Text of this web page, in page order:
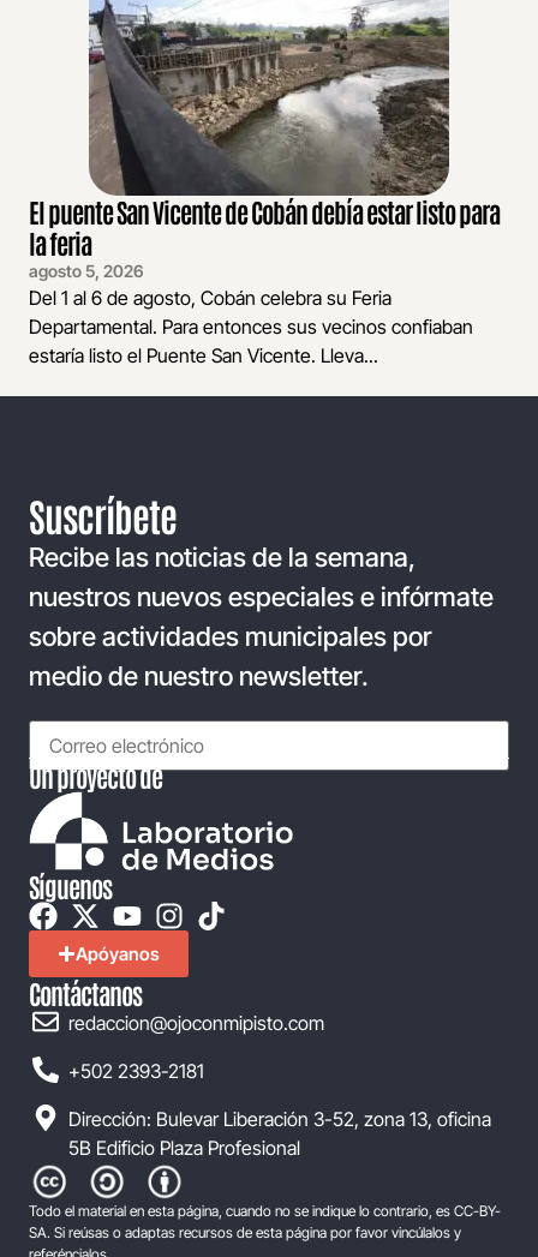
El puente San Vicente de Cobán debía estar listo para
la feria
agosto 5, 2026
Del 1 al 6 de agosto, Cobán celebra su Feria
Departamental. Para entonces sus vecinos confiaban
estaría listo el Puente San Vicente. Lleva...
Suscríbete
Recibe las noticias de la semana,
nuestros nuevos especiales e infórmate
sobre actividades municipales por
medio de nuestro newsletter.
Un proyecto de
Síguenos
Apóyanos
Contáctanos
redaccion@ojoconmipisto.com
+502 2393-2181
Dirección: Bulevar Liberación 3-52, zona 13, oficina
5B Edificio Plaza Profesional
Todo el material en esta página, cuando no se indique lo contrario, es CC-BY-
SA. Si reúsas o adaptas recursos de esta página por favor vincúlalos y